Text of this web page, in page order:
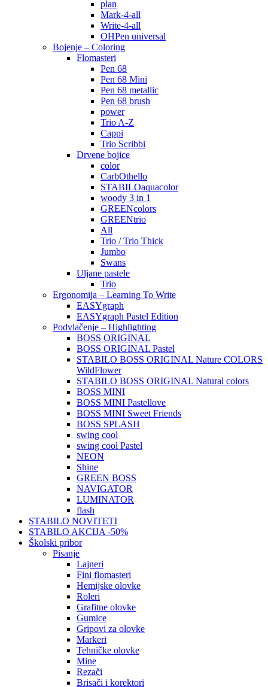
plan
Mark-4-all
Write-4-all
OHPen universal
Bojenje – Coloring
Flomasteri
Pen 68
Pen 68 Mini
Pen 68 metallic
Pen 68 brush
power
Trio A-Z
Cappi
Trio Scribbi
Drvene bojice
color
CarbOthello
STABILOaquacolor
woody 3 in 1
GREENcolors
GREENtrio
All
Trio / Trio Thick
Jumbo
Swans
Uljane pastele
Trio
Ergonomija – Learning To Write
EASYgraph
EASYgraph Pastel Edition
Podvlačenje – Highlighting
BOSS ORIGINAL
BOSS ORIGINAL Pastel
STABILO BOSS ORIGINAL Nature COLORS
WildFlower
STABILO BOSS ORIGINAL Natural colors
BOSS MINI
BOSS MINI Pastellove
BOSS MINI Sweet Friends
BOSS SPLASH
swing cool
swing cool Pastel
NEON
Shine
GREEN BOSS
NAVIGATOR
LUMINATOR
flash
STABILO NOVITETI
STABILO AKCIJA -50%
Školski pribor
Pisanje
Lajneri
Fini flomasteri
Hemijske olovke
Roleri
Grafitne olovke
Gumice
Gripovi za olovke
Markeri
Tehničke olovke
Mine
Rezači
Brisači i korektori